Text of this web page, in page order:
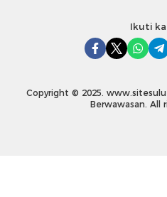
Ikuti
Copyright © 2025.
Berwawasan. All